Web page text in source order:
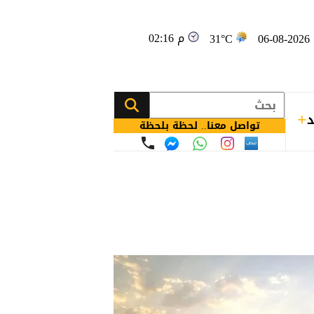
31°C 02:16 م
تواصل معنا.. لحظة بلحظة